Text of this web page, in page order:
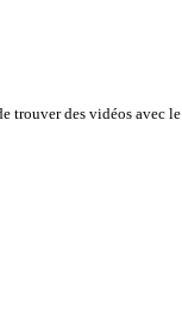
trouver des vidéos avec le